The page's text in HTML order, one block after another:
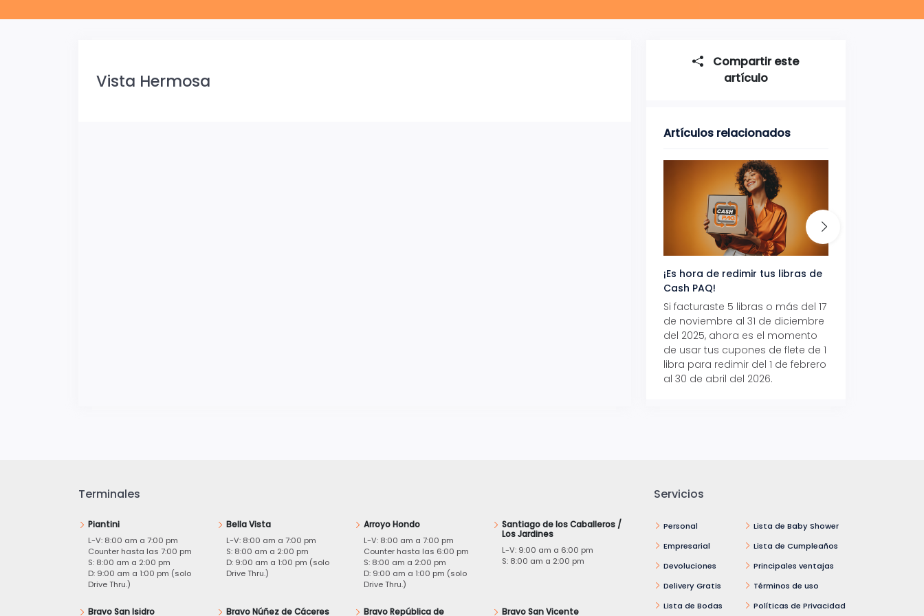
Vista Hermosa
Compartir este
artículo
Artículos relacionados
¡Es hora de redimir tus libras de
Cash PAQ!
Si facturaste 5 libras o más del 17
de noviembre al 31 de diciembre
del 2025, ahora es el momento
de usar tus cupones de flete de 1
libra para redimir del 1 de febrero
al 30 de abril del 2026.
Terminales
Piantini
L-V: 8:00 am a 7:00 pm
Counter hasta las 7:00 pm
S: 8:00 am a 2:00 pm
D: 9:00 am a 1:00 pm (solo
Drive Thru.)
Bella Vista
L-V: 8:00 am a 7:00 pm
S: 8:00 am a 2:00 pm
D: 9:00 am a 1:00 pm (solo
Drive Thru.)
Arroyo Hondo
L-V: 8:00 am a 7:00 pm
Counter hasta las 6:00 pm
S: 8:00 am a 2:00 pm
D: 9:00 am a 1:00 pm (solo
Drive Thru.)
Santiago de los Caballeros /
Los Jardines
L-V: 9:00 am a 6:00 pm
S: 8:00 am a 2:00 pm
Bravo San Isidro Bravo Núñez de Cáceres
Bravo República de
Bravo San Vicente
Servicios
Personal
Empresarial
Devoluciones
Delivery Gratis
Lista de Bodas
Lista de Baby Shower
Lista de Cumpleaños
Principales ventajas
Términos de uso
Políticas de Privacidad